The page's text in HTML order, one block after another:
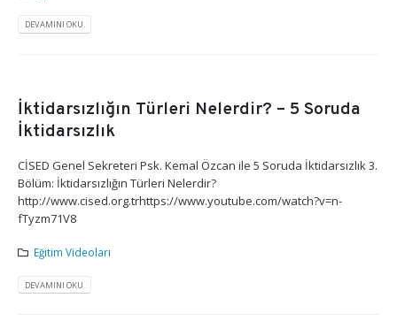
DEVAMINI OKU
İktidarsızlığın Türleri Nelerdir? – 5 Soruda
İktidarsızlık
CİSED Genel Sekreteri Psk. Kemal Özcan ile 5 Soruda İktidarsızlık 3.
Bölüm: İktidarsızlığın Türleri Nelerdir?
http://www.cised.org.trhttps://www.youtube.com/watch?v=n-
fTyzm71V8
Eğitim Videoları
DEVAMINI OKU